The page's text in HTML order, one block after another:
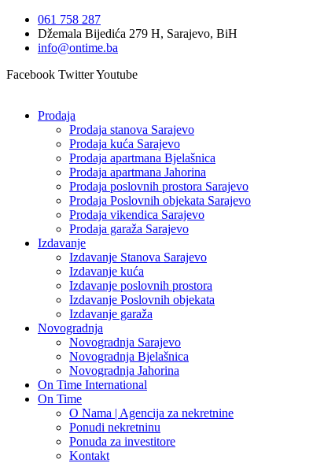
sadržaj
061 758 287
Džemala Bijedića 279 H, Sarajevo, BiH
info@ontime.ba
Facebook TwitterYoutube
Prodaja
Prodaja stanova Sarajevo
Prodaja kuća Sarajevo
Prodaja apartmana Bjelašnica
Prodaja apartmana Jahorina
Prodaja poslovnih prostora Sarajevo
Prodaja Poslovnih objekata Sarajevo
Prodaja vikendica Sarajevo
Prodaja garaža Sarajevo
Izdavanje
Izdavanje Stanova Sarajevo
Izdavanje kuća
Izdavanje poslovnih prostora
Izdavanje Poslovnih objekata
Izdavanje garaža
Novogradnja
Novogradnja Sarajevo
Novogradnja Bjelašnica
Novogradnja Jahorina
On Time International
On Time
O Nama | Agencija za nekretnine
Ponudi nekretninu
Ponuda za investitore
Kontakt